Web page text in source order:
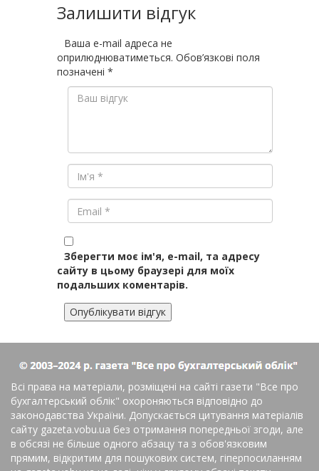
Залишити відгук
Ваша e-mail адреса не
оприлюднюватиметься. Обов’язкові поля
позначені *
Зберегти моє ім'я, e-mail, та адресу
сайту в цьому браузері для моїх
подальших коментарів.
Всі права на матеріали, розміщені на сайті газети "Все про
бухгалтерський облік" охороняються відповідно до
законодавства України. Допускається цитування матеріалів
сайту gazeta.vobu.ua без отримання попередньої згоди, але
в обсязі не більше одного абзацу та з обов'язковим
прямим, відкритим для пошукових систем, гіперпосиланням